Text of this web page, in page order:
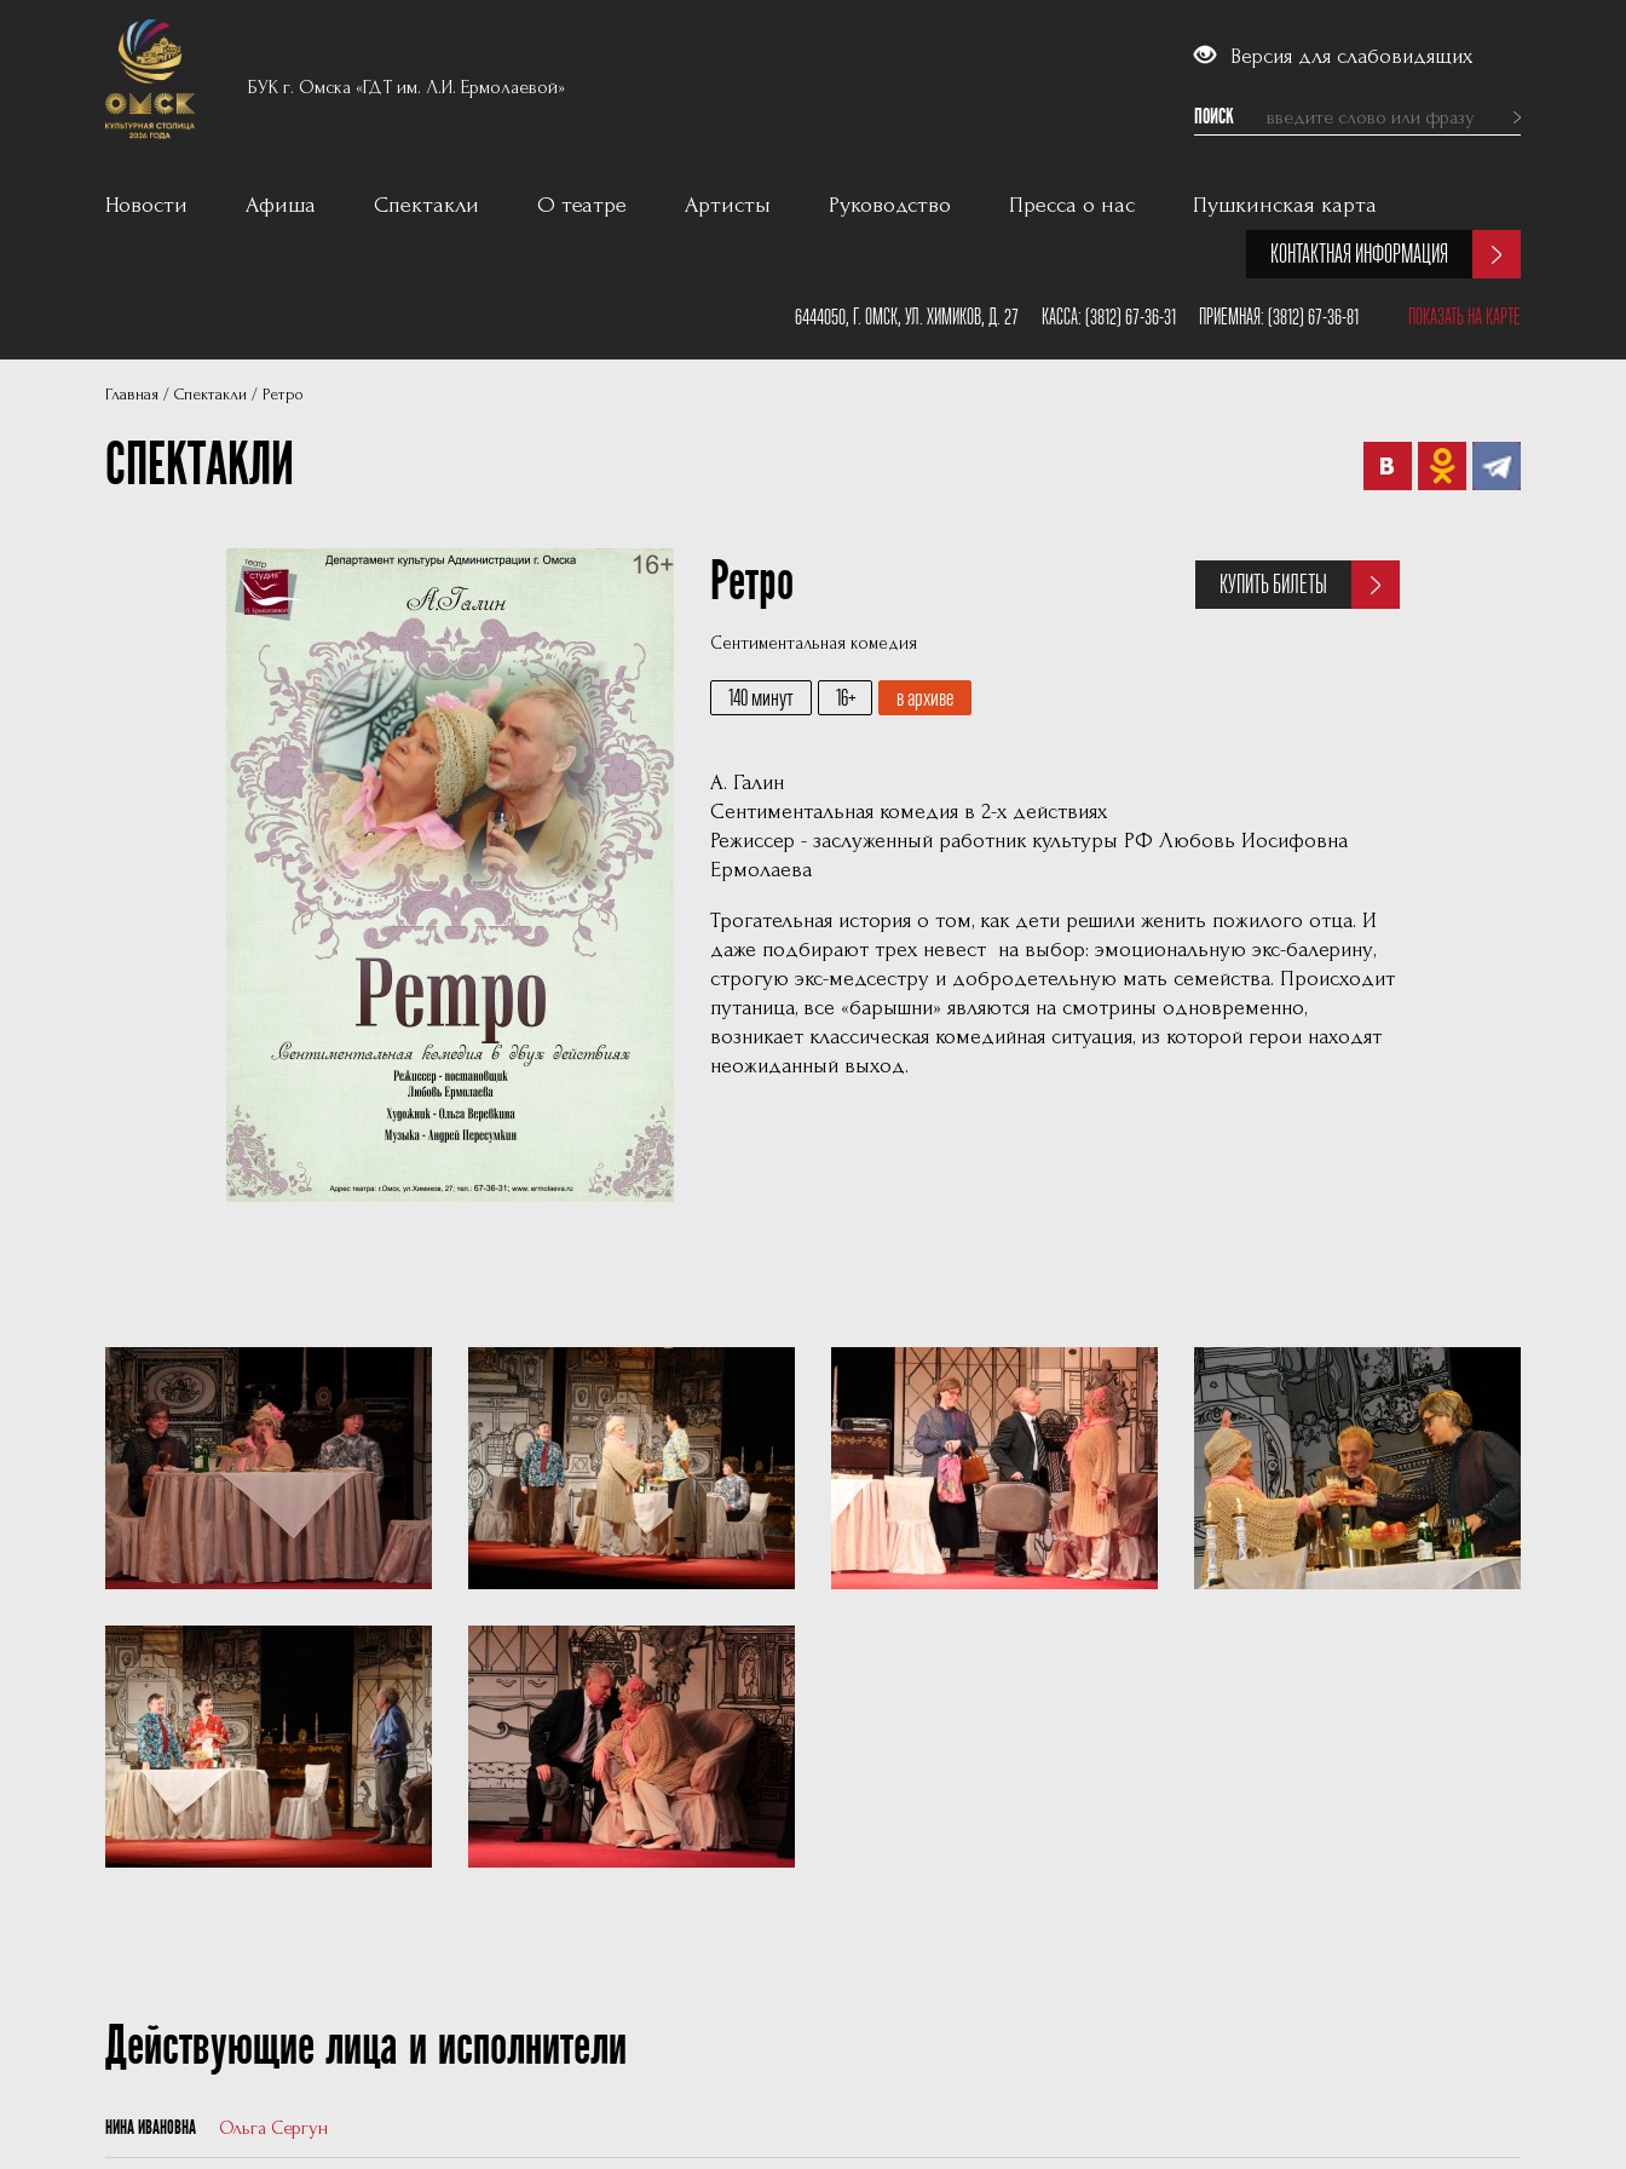
БУК г. Омска «ГДТ им. Л.И. Ермолаевой»
Версия для слабовидящих
ПОИСК
Новости Афиша Спектакли О театре
Нам 30 лет
Артисты Руководство Пресса о нас Пушкинская карта
КОНТАКТНАЯ ИНФОРМАЦИЯ
6444050, Г. ОМСК, УЛ. ХИМИКОВ, Д. 27 КАССА:(3812) 67-36-31 ПРИЕМНАЯ:(3812) 67-36-81 ПОКАЗАТЬ НА КАРТЕ
Главная Спектакли Ретро
СПЕКТАКЛИ
Ретро КУПИТЬ БИЛЕТЫ
Сентиментальная комедия
140 минут 16 в архиве
А. Галин
Сентиментальная комедия в 2-х действиях
Режиссер - заслуженный работник культуры РФ Любовь Иосифовна
Ермолаева
Трогательная история о том, как дети решили женить пожилого отца. И
даже подбирают трех невест на выбор: эмоциональную экс-балерину,
строгую экс-медсестру и добродетельную мать семейства. Происходит
путаница, все «барышни» являются на смотрины одновременно,
возникает классическая комедийная ситуация, из которой герои находят
неожиданный выход.
Действующие лица и исполнители
НИНА ИВАНОВНА Ольга Сергун